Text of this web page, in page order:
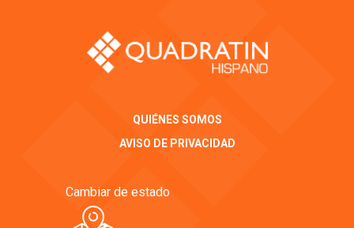
QUIÉNES SOMOS
AVISO DE PRIVACIDAD
Cambiar de estado